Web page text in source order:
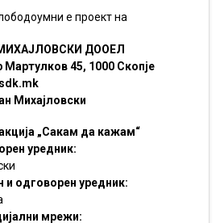
е проект на
ДООЕЛ
45, 1000 Скопје
Михајловски
„Сакам да кажам“
уредник:
и одговорен уредник:
мрежи: